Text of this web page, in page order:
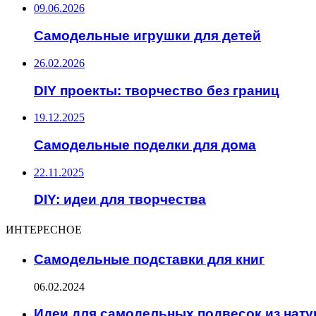
09.06.2026
Самодельные игрушки для детей
26.02.2026
DIY проекты: творчество без границ
19.12.2025
Самодельные поделки для дома
22.11.2025
DIY: идеи для творчества
ИНТЕРЕСНОЕ
Самодельные подставки для книг
06.02.2024